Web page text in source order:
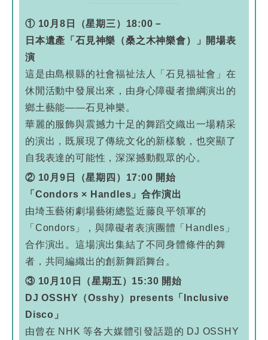
① 10月8日（星期三）18:00－
日本遺產「石見神樂（桑之木神樂會）」開場表
演
這是由島根縣的社會福祉法人「石見福祉會」在
休閒活動中發展出來，由身心障礙者擔綱演出的
鄉土藝能——石見神樂。
華麗的服飾與震撼力十足的舞蹈交織出一場精采
的演出，既展現了傳統文化的新樣貌，也突顯了
自我表達的可能性，深深撼動觀眾的心。
② 10月9日（星期四）17:00 開始
「Condors × Handles」合作演出
由埼玉藝術劇場藝術總監近藤良平領軍的
「Condors」，與障礙者表演團體「Handles」
合作演出。這場演出集結了不同身體條件的舞
者，共同編織出的創新舞蹈舞台。
③ 10月10日（星期五）15:30 開始
DJ OSSHY（Osshy）presents「Inclusive
Disco」
由曾在 NHK 等各大媒體引發話題的 DJ OSSHY